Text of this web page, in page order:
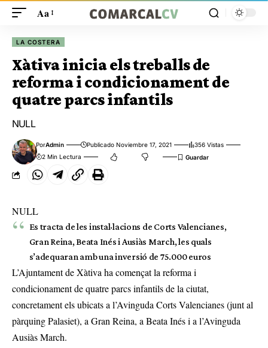
Aa
LA COSTERA
Xàtiva inicia els treballs de
reforma i condicionament de
quatre parcs infantils
NULL
PorAdmin Publicado Noviembre 17, 2021
356 Vistas
2 Min Lectura
NULL
Es tracta de les instal·lacions de Corts Valencianes,
Gran Reina, Beata Inés i Ausiàs March, les quals
s’adequaran amb una inversió de 75.000 euros
L’Ajuntament de Xàtiva ha començat la reforma i
condicionament de quatre parcs infantils de la ciutat,
concretament els ubicats a l’Avinguda Corts Valencianes (junt al
pàrquing Palasiet), a Gran Reina, a Beata Inés i a l’Avinguda
Ausiàs March.